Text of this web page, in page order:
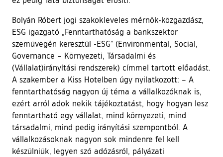
Bolyán Róbert jogi szakokleveles mérnök-közgazdász,
ESG igazgató „Fenntarthatóság a bankszektor
szemüvegén keresztül -ESG” (Environmental, Social,
Governance – Környezeti, Társadalmi és
(Vállalat)irányítási rendszerek) címmel tartott előadást.
A szakember a Kiss Hotelben úgy nyilatkozott: – A
fenntarthatóság nagyon új téma a vállalkozóknak is,
ezért arról adok nekik tájékoztatást, hogy hogyan lesz
fenntartható egy vállalat, mind környezeti, mind
társadalmi, mind pedig irányítási szempontból. A
vállalkozásoknak nagyon sok mindenre fel kell
készülniük, legyen szó adózásról, pályázati